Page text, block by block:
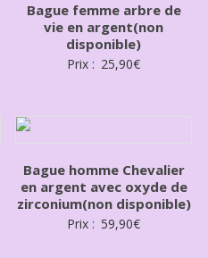
Bague femme arbre de
vie en argent(non
disponible)
Prix : 25,90€
Bague homme Chevalier
en argent avec oxyde de
zirconium(non disponible)
Prix : 59,90€